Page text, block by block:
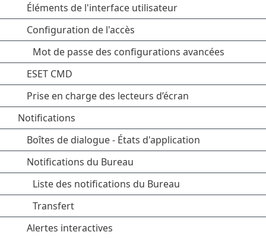
Éléments de l'interface utilisateur
Configuration de l'accès
Mot de passe des configurations avancées
ESET CMD
Prise en charge des lecteurs d’écran
Notifications
Boîtes de dialogue - États d'application
Notifications du Bureau
Liste des notifications du Bureau
Transfert
Alertes interactives